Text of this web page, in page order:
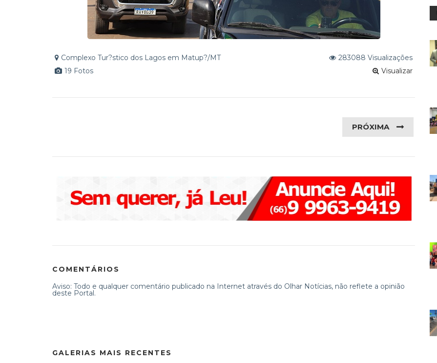
Complexo Tur?stico dos Lagos em Matup?/MT
283088 Visualizações
19 Fotos
Visualizar
PRÓXIMA
COMENTÁRIOS
Aviso: Todo e qualquer comentário publicado na Internet através do Olhar Notícias, não reflete a opinião
deste Portal.
GALERIAS MAIS RECENTES